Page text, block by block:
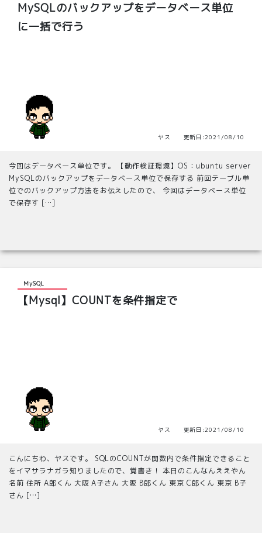
MySQLのバックアップをデータベース単位
に一括で行う
ヤス 更新日:2021/08/10
今回はデータベース単位です。 【動作検証環境】OS：ubuntu server
MySQLのバックアップをデータベース単位で保存する 前回テーブル単
位でのバックアップ方法をお伝えしたので、 今回はデータベース単位
で保存す […]
MySQL
【Mysql】COUNTを条件指定で
ヤス 更新日:2021/08/10
こんにちわ、ヤスです。 SQLのCOUNTが関数内で条件指定できること
をイマサラナガラ知りましたので、覚書き！ 本日のこんなんええやん
名前 住所 A郎くん 大阪 A子さん 大阪 B郎くん 東京 C郎くん 東京 B子
さん […]